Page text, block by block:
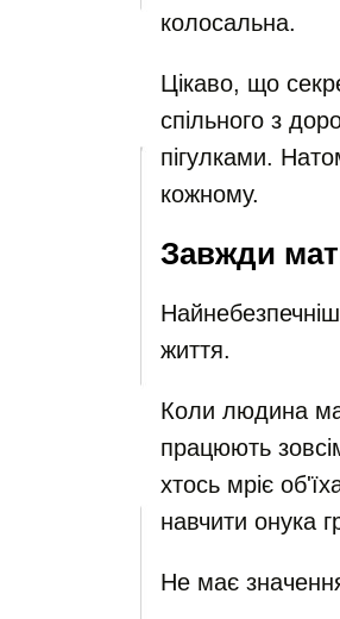
колосальна.
Цікаво, що
спільного з
пігулками.
кожному.
Завжди
життя.
Коли людина
працюють
хтось мріє
навчити онука
Не має